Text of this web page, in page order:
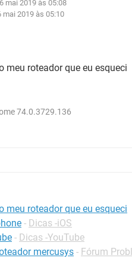
mai 2019 às 05:08
mai 2019 às 05:10
meu roteador que eu esqueci
74.0.3729.136
meu roteador que eu esqueci
- Dicas -iOS
- Dicas -YouTube
mercusys - Fórum